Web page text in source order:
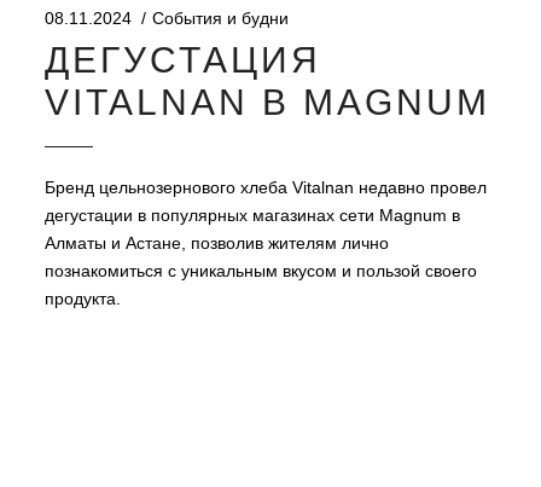
08.11.2024 События и будни
ДЕГУСТАЦИЯ
VITALNAN В MAGNUM
Бренд цельнозернового хлеба Vitalnan недавно провел
дегустации в популярных магазинах сети Magnum в
Алматы и Астане, позволив жителям лично
познакомиться с уникальным вкусом и пользой своего
продукта.